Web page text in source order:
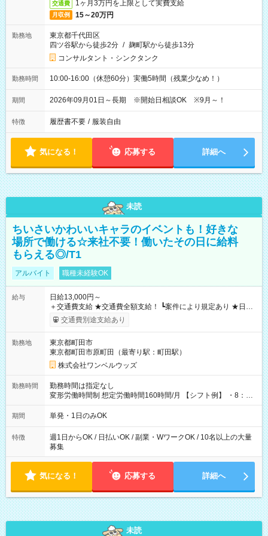
交通費 1ヶ月3万円を上限として実費支給
月収例 15～20万円
勤務地
東京都千代田区
四ツ谷駅から徒歩2分 / 麹町駅から徒歩13分
コンサルタント・シンクタンク
勤務時間 10:00-16:00（休憩60分）実働5時間（残業少なめ！）
期間 2026年09月01日～長期 ※開始日相談OK ※9月～！
特徴 履歴書不要 / 服装自由
気になる！ 応募する 詳細へ
未読
ちいさいかわいいキャラのイベントも！好きな
場所で働ける☆来社不要！働いたその日に給料
もらえる◎/T1
アルバイト 職種未経験OK
給与
日給13,000円～
＋交通費支給 ★交通費全額支給！ ┗案件により規定あり ★日払
いOK！（規定あり） ┗働いたその日に現金GET♪ お仕事後はコ
ンビニATMから 日払い分を引き落とせます！ 【試用期間】試
交通費別途支給あり
勤務地
東京都町田市
東京都町田市原町田（最寄り駅：町田駅）
株式会社ワンベルウッズ
勤務時間
勤務時間は指定なし
変形労働時間制 想定労働時間160時間/月 【シフト例】 ・8：00
～21：00
期間 単発・1日のみOK
特徴
週1日からOK / 日払いOK / 副業・WワークOK / 10名以上の大量
募集
気になる！ 応募する 詳細へ
未読